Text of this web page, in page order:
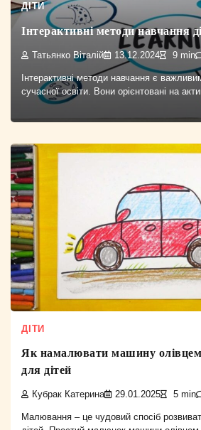
ДІТИ
Інтерактивні методи навчання
Татьянко Віталій 13.12.2024 9 min
Інтерактивні методи навчання є
сучасної освіти. Вони орієнтовані на
ДІТИ
Як намалювати машину
для дітей
Кубрак Катерина 29.01.2025 5 min
Малювання – це чудовий спосіб